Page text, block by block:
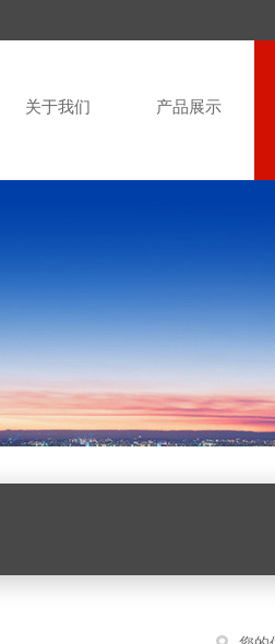
关于我们 产品展示